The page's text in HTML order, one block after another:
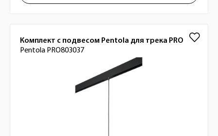
Комплект с подвесом Pentola для трека PRO
Pentola PRO803037